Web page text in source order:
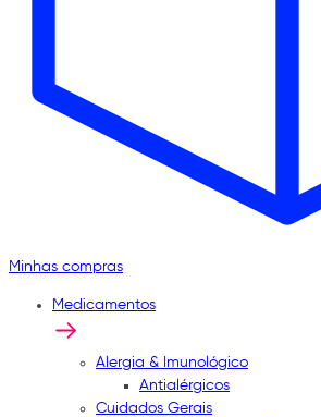
Minhas compras
Medicamentos
Alergia & Imunológico
Antialérgicos
Cuidados Gerais